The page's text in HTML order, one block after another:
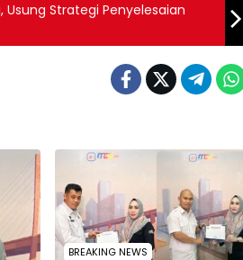
Usung Strategi Penyelesaian
BREAKING NEWS